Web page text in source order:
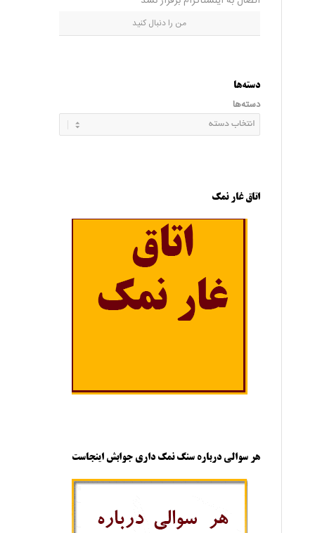
من را دنبال کنید
دسته‌ها
دسته‌ها
اتاق غار نمک
هر سوالی درباره سنگ نمک داری جوابش اینجاست